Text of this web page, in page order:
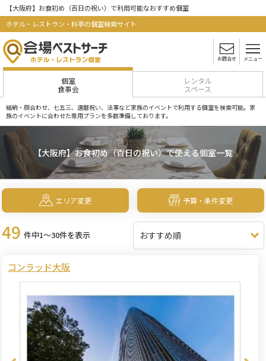
【大阪府】お食初め（百日の祝い）で利用可能なおすすめ個室
ホテル・レストラン・料亭の個室検索サイト
お問合せ メニュー
個室
食事会
レンタル
スペース
結納・顔合わせ、七五三、還暦祝い、法事など家族のイベントで利用する個室を検索可能。家
族のイベントに合わせた専用プランを多数準備しております。
【大阪府】お食初め（百日の祝い）で使える個室一覧
エリア変更 予算・条件変更
49 件中1～30件を表示
コンラッド大阪